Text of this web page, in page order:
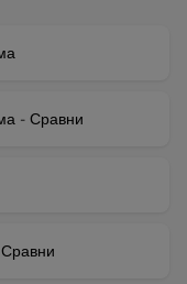
- Сравни